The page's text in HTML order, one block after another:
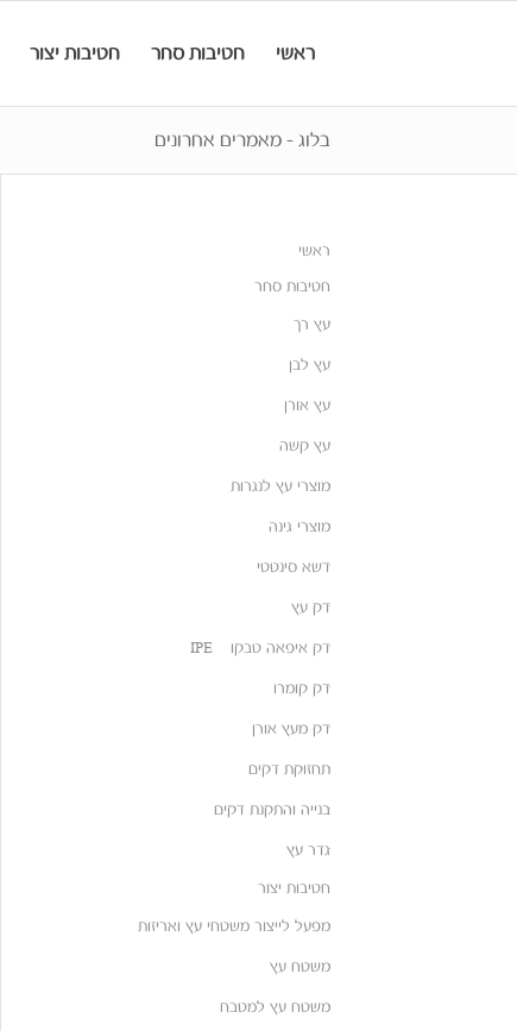
ראשי חטיבות סחר חטיבות יצור
בלוג - מאמרים אחרונים
ראשי
חטיבות סחר
עץ רך
עץ לבן
עץ אורן
עץ קשה
מוצרי עץ לנגרות
מוצרי גינה
דשא סינטטי
דק עץ
דק איפאה טבקו – IPE
דק קומרו
דק מעץ אורן
תחזוקת דקים
בנייה והתקנת דקים
גדר עץ
חטיבות יצור
מפעל לייצור משטחי עץ ואריזות
משטח עץ
משטח עץ למטבח